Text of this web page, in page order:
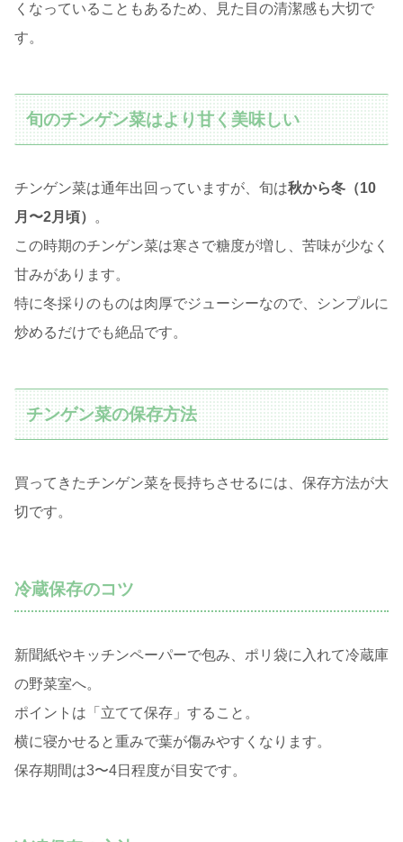
くなっていることもあるため、見た目の清潔感も大切で
す。
旬のチンゲン菜はより甘く美味しい
チンゲン菜は通年出回っていますが、旬は秋から冬（10
月〜2月頃）
。
この時期のチンゲン菜は寒さで糖度が増し、苦味が少なく
甘みがあります。
特に冬採りのものは肉厚でジューシーなので、シンプルに
炒めるだけでも絶品です。
チンゲン菜の保存方法
買ってきたチンゲン菜を長持ちさせるには、保存方法が大
切です。
冷蔵保存のコツ
新聞紙やキッチンペーパーで包み、ポリ袋に入れて冷蔵庫
の野菜室へ。
ポイントは「立てて保存」すること。
横に寝かせると重みで葉が傷みやすくなります。
保存期間は3〜4日程度が目安です。